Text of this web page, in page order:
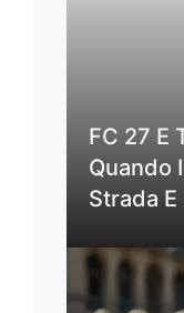
FC 27 E
Quando
Strada